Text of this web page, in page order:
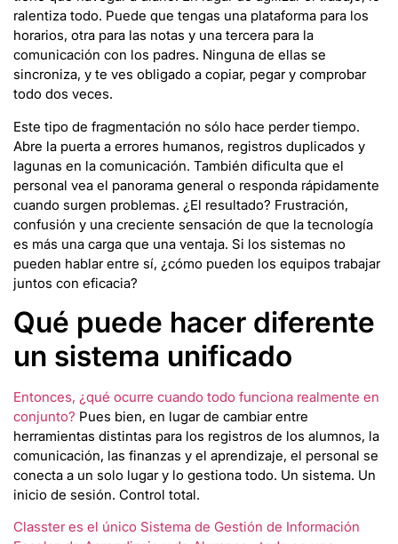
ralentiza todo. Puede que tengas una plataforma para los
horarios, otra para las notas y una tercera para la
comunicación con los padres. Ninguna de ellas se
sincroniza, y te ves obligado a copiar, pegar y comprobar
todo dos veces.
Este tipo de fragmentación no sólo hace perder tiempo.
Abre la puerta a errores humanos, registros duplicados y
lagunas en la comunicación. También dificulta que el
personal vea el panorama general o responda rápidamente
cuando surgen problemas. ¿El resultado? Frustración,
confusión y una creciente sensación de que la tecnología
es más una carga que una ventaja. Si los sistemas no
pueden hablar entre sí, ¿cómo pueden los equipos trabajar
juntos con eficacia?
Qué puede hacer diferente
un sistema unificado
Entonces, ¿qué ocurre cuando todo funciona realmente en
conjunto? Pues bien, en lugar de cambiar entre
herramientas distintas para los registros de los alumnos, la
comunicación, las finanzas y el aprendizaje, el personal se
conecta a un solo lugar y lo gestiona todo. Un sistema. Un
inicio de sesión. Control total.
Classter es el único Sistema de Gestión de Información